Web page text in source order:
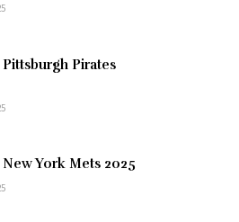
Pirates
York Mets 2025